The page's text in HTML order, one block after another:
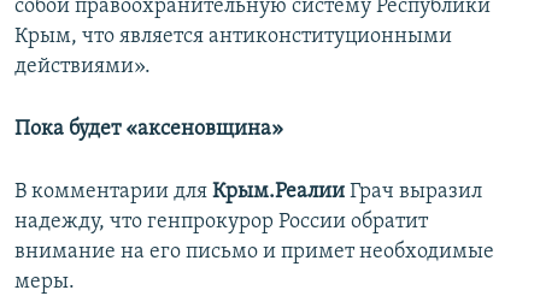
собой правоохранительную систему Республики
Крым, что является антиконституционными
действиями».
Пока будет «аксеновщина»
В комментарии для Крым.Реалии Грач выразил
надежду, что генпрокурор России обратит
внимание на его письмо и примет необходимые
меры.